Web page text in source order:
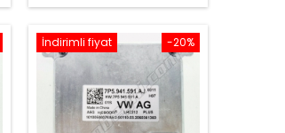
-20%
İndirimli fiyat